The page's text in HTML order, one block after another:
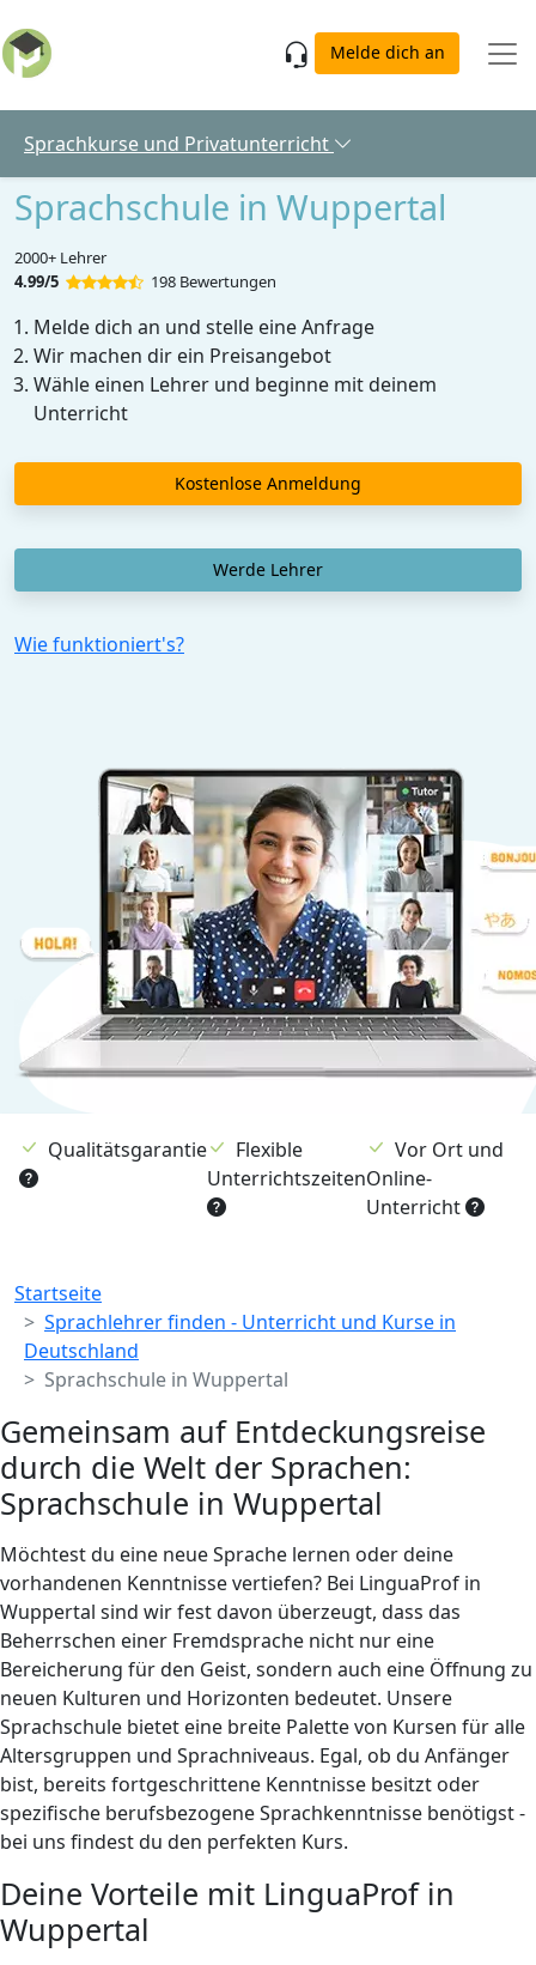
Melde dich an
Sprachkurse und Privatunterricht
Sprachschule in Wuppertal
2000+ Lehrer
4.99/5
198 Bewertungen
Melde dich an und stelle eine Anfrage
Wir machen dir ein Preisangebot
Wähle einen Lehrer und beginne mit deinem
Unterricht
Kostenlose Anmeldung
Werde Lehrer
Wie funktioniert's?
Qualitätsgarantie
Flexible
Unterrichtszeiten
Vor Ort und
Online-
Unterricht
Breadcrumb
Startseite
Sprachlehrer finden - Unterricht und Kurse in
Deutschland
Sprachschule in Wuppertal
Gemeinsam auf Entdeckungsreise
durch die Welt der Sprachen:
Sprachschule in Wuppertal
Möchtest du eine neue Sprache lernen oder deine
vorhandenen Kenntnisse vertiefen? Bei LinguaProf in
Wuppertal sind wir fest davon überzeugt, dass das
Beherrschen einer Fremdsprache nicht nur eine
Bereicherung für den Geist, sondern auch eine Öffnung zu
neuen Kulturen und Horizonten bedeutet. Unsere
Sprachschule bietet eine breite Palette von Kursen für alle
Altersgruppen und Sprachniveaus. Egal, ob du Anfänger
bist, bereits fortgeschrittene Kenntnisse besitzt oder
spezifische berufsbezogene Sprachkenntnisse benötigst -
bei uns findest du den perfekten Kurs.
Deine Vorteile mit LinguaProf in
Wuppertal